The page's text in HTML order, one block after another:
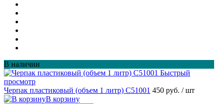
В наличии
Быстрый
просмотр
Черпак пластиковый (объем 1 литр) С51001 450 руб. / шт
В корзину